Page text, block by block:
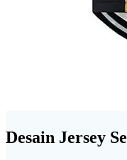
Desain Jersey